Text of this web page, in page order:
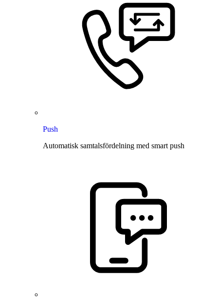
Push
Automatisk samtalsfördelning med smart push